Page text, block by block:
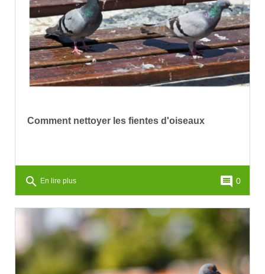
Comment nettoyer les fientes d'oiseaux
search En lire plus comment 0